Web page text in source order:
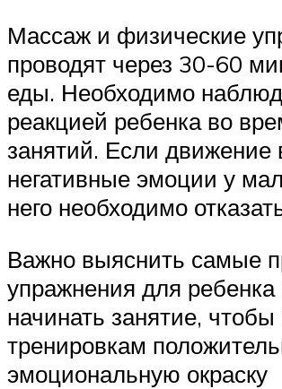
Массаж и физические
проводят через 30-60
еды. Необходимо
реакцией ребенка во
занятий. Если движение
негативные эмоции у
него необходимо
Важно выяснить самые
упражнения для ребенка
начинать занятие, чтобы
тренировкам
эмоциональную окраску